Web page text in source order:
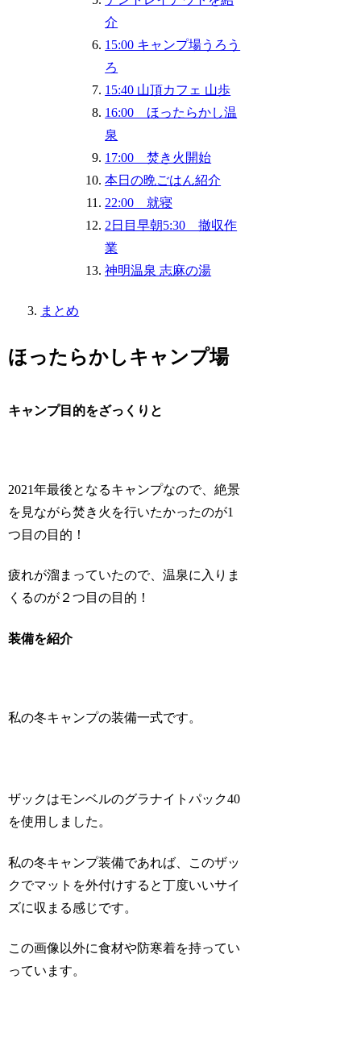
介
15:00 キャンプ場うろう
ろ
15:40 山頂カフェ 山歩
16:00 ほったらかし温
泉
17:00 焚き火開始
本日の晩ごはん紹介
22:00 就寝
2日目早朝5:30 撤収作
業
神明温泉 志麻の湯
まとめ
ほったらかしキャンプ場
キャンプ目的をざっくりと
2021年最後となるキャンプなので、絶景
を見ながら焚き火を行いたかったのが1
つ目の目的！
疲れが溜まっていたので、温泉に入りま
くるのが２つ目の目的！
装備を紹介
私の冬キャンプの装備一式です。
ザックはモンベルのグラナイトパック40
を使用しました。
私の冬キャンプ装備であれば、このザッ
クでマットを外付けすると丁度いいサイ
ズに収まる感じです。
この画像以外に食材や防寒着を持ってい
っています。